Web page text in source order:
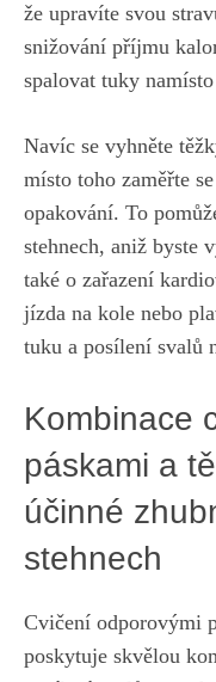
že upravíte svou
snižování příjmu
‍spalovat tuky
Navíc se vyhněte
místo toho zaměřte
opakování. To
stehnech, ⁤aniž byste
také o zařazení
jízda ⁢na ​kole​ nebo
tuku a posílení svalů
Kombinace
páskami a
‌účinné
stehnech
Cvičení odporovými
poskytuje⁢ skvělou